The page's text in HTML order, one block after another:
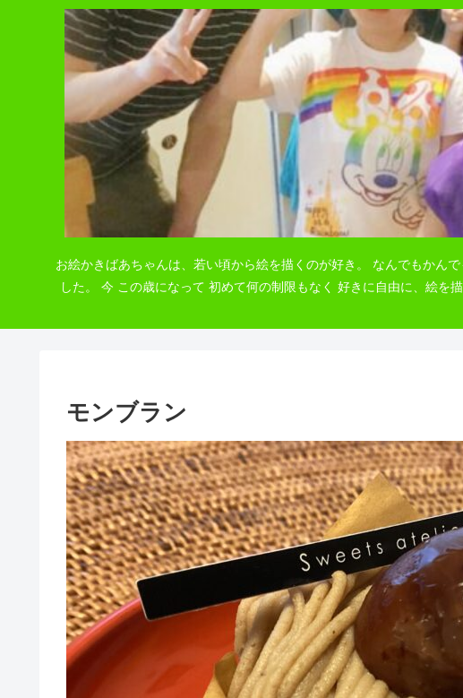
お絵かきばあちゃんは、若い頃から絵を描くのが好き。 なんでもかん
した。 今 この歳になって 初めて何の制限もなく 好きに自由に、絵
モンブラン